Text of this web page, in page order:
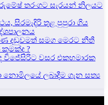
තරංගට සැරයන් නිලයට
සිරමැදිරි තුළ පුපුරා ගිය
දඩුවමත් සමග මෙරට නීතී
කුමක්ද ?
විජේසිරිට වසර එකහමාරක
නොමිලයේ ලබාදීම ගැන සත්‍ය